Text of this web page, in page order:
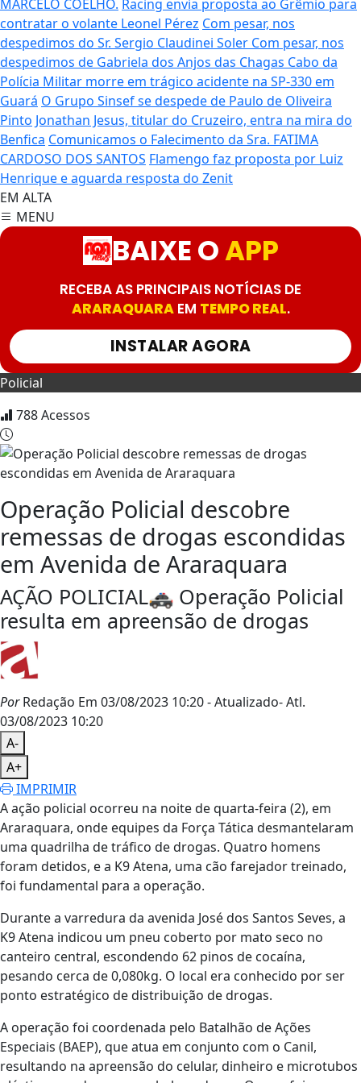
MARCELO COELHO. Racing envia proposta ao Grêmio para
contratar o volante Leonel Pérez Com pesar, nos
despedimos do Sr. Sergio Claudinei Soler Com pesar, nos
despedimos de Gabriela dos Anjos das Chagas Cabo da
Polícia Militar morre em trágico acidente na SP-330 em
Guará O Grupo Sinsef se despede de Paulo de Oliveira
Pinto Jonathan Jesus, titular do Cruzeiro, entra na mira do
Benfica Comunicamos o Falecimento da Sra. FATIMA
CARDOSO DOS SANTOS Flamengo faz proposta por Luiz
Henrique e aguarda resposta do Zenit
EM ALTA
MENU
BAIXE OAPP
RECEBA AS PRINCIPAIS NOTÍCIAS DE
ARARAQUARAEM TEMPO REAL.
INSTALAR AGORA
Policial
788Acessos
Operação Policial descobre
remessas de drogas escondidas
em Avenida de Araraquara
AÇÃO POLICIAL🚓 Operação Policial
resulta em apreensão de drogas
PorRedação Em 03/08/2023 10:20- Atualizado- Atl.
03/08/2023 10:20
A-
A+
IMPRIMIR
A ação policial ocorreu na noite de quarta-feira (2), em
Araraquara, onde equipes da Força Tática desmantelaram
uma quadrilha de tráfico de drogas. Quatro homens
foram detidos, e a K9 Atena, uma cão farejador treinado,
foi fundamental para a operação.
Durante a varredura da avenida José dos Santos Seves, a
K9 Atena indicou um pneu coberto por mato seco no
canteiro central, escondendo 62 pinos de cocaína,
pesando cerca de 0,080kg. O local era conhecido por ser
ponto estratégico de distribuição de drogas.
A operação foi coordenada pelo Batalhão de Ações
Especiais (BAEP), que atua em conjunto com o Canil,
resultando na apreensão do celular, dinheiro e microtubos